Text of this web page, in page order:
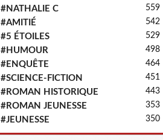
#NATHALIE C 559
#AMITIÉ 542
#5 ÉTOILES 529
#HUMOUR 498
#ENQUÊTE 464
#SCIENCE-FICTION 451
#ROMAN HISTORIQUE 443
#ROMAN JEUNESSE 353
#JEUNESSE 350